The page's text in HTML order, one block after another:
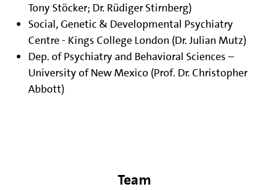
Tony Stöcker; Dr. Rüdiger Stirnberg)
Social, Genetic & Developmental Psychiatry
Centre - Kings College London (Dr. Julian Mutz)
Dep. of Psychiatry and Behavioral Sciences –
University of New Mexico (Prof. Dr. Christopher
Abbott)
Team